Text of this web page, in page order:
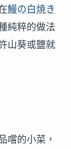
鰻の白焼き
純粹的做法
山葵或鹽就
嚐的小菜，